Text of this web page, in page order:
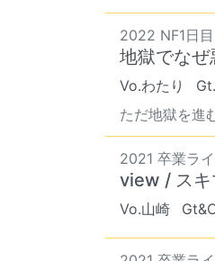
2022 NF1日
地獄でなぜ
Vo.わたり
ただ地獄を進
2021 卒業ラ
view / スキ
Vo.山崎